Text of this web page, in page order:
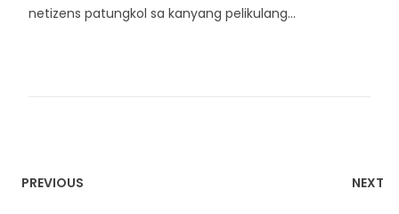
netizens patungkol sa kanyang pelikulang...
PREVIOUS NEXT